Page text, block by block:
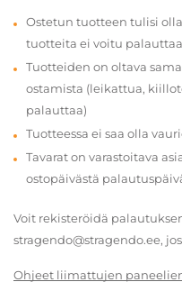
Ostetun tuotteen tulisi
tuotteita ei voitu
Tuotteiden on oltava
ostamista (leikattua,
palauttaa)
Tuotteessa ei saa olla
Tavarat on varastoitava
ostopäivästä
Voit rekisteröidä
stragendo@stragendo.ee,
Ohjeet liimattujen